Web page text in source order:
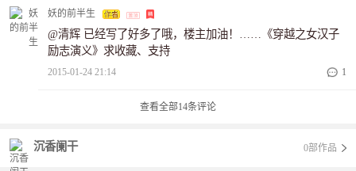
妖的前半生
@清辉 已经写了好多了哦，楼主加油！……《穿越之女汉子
励志演义》求收藏、支持
2015-01-24 21:14 1
查看全部14条评论
沉香阑干 0部作品